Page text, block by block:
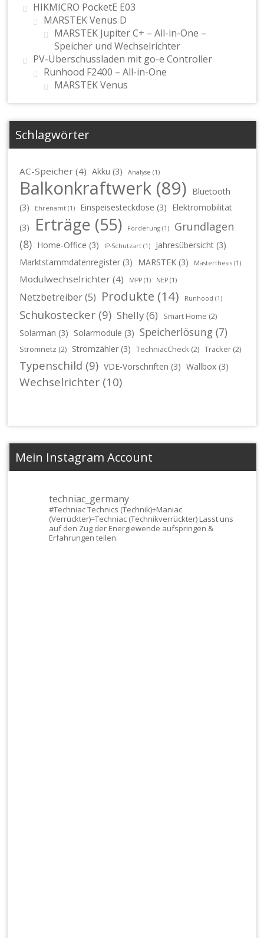
HIKMICRO PocketE E03
MARSTEK Venus D
MARSTEK Jupiter C+ – All-in-One –
Speicher und Wechselrichter
PV-Überschussladen mit go-e Controller
Runhood F2400 – All-in-One
MARSTEK Venus
Schlagwörter
AC-Speicher (4) Akku (3) Analyse (1)
Balkonkraftwerk (89) Bluetooth
(3)
Ehrenamt (1) Einspeisesteckdose (3) Elektromobilität
(3)
Erträge (55) Förderung (1)
Grundlagen
(8) Home-Office (3) IP-Schutzart (1) Jahresübersicht (3)
Marktstammdatenregister (3) MARSTEK (3) Masterthesis (1)
Modulwechselrichter (4) MPP (1) NEP (1)
Netzbetreiber(5) Produkte (14) Runhood (1)
Schukostecker (9) Shelly(6) Smart Home (2)
Solarman (3) Solarmodule (3) Speicherlösung (7)
Stromnetz (2) Stromzähler (3) TechniacCheck (2) Tracker (2)
Typenschild (9) VDE-Vorschriften (3) Wallbox (3)
Wechselrichter (10)
Mein Instagram Account
techniac_germany
#TechniacTechnics (Technik)+Maniac
(Verrückter)=Techniac (Technikverrückter) Lasst uns
auf den Zug der Energiewende aufspringen &
Erfahrungen teilen.